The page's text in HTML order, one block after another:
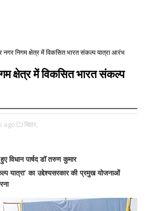
नगर निगम क्षेत्र में विकसित भारत संकल्प यात्रा आरंभ
क्षेत्र में विकसित भारत संकल्प
ago बिहार,
विधान पार्षद डॉ तरुण कुमार
यात्रा’ का उद्देश्‍यसरकार की प्रमुख योजनाओं